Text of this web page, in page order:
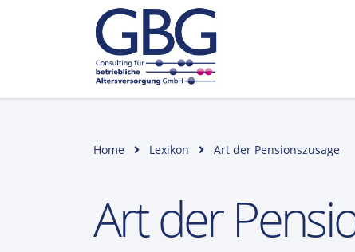
Home Lexikon Art der Pensionszusage
Art der